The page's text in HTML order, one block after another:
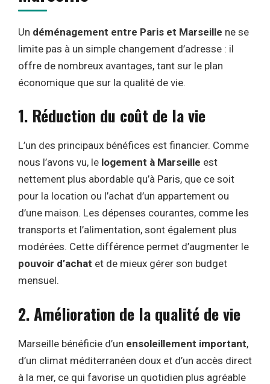
Un déménagement entre Paris et Marseille ne se
limite pas à un simple changement d’adresse : il
offre de nombreux avantages, tant sur le plan
économique que sur la qualité de vie.
1. Réduction du coût de la vie
L’un des principaux bénéfices est financier. Comme
nous l’avons vu, le logement à Marseille est
nettement plus abordable qu’à Paris, que ce soit
pour la location ou l’achat d’un appartement ou
d’une maison. Les dépenses courantes, comme les
transports et l’alimentation, sont également plus
modérées. Cette différence permet d’augmenter le
pouvoir d’achat et de mieux gérer son budget
mensuel.
2. Amélioration de la qualité de vie
Marseille bénéficie d’un ensoleillement important,
d’un climat méditerranéen doux et d’un accès direct
à la mer, ce qui favorise un quotidien plus agréable